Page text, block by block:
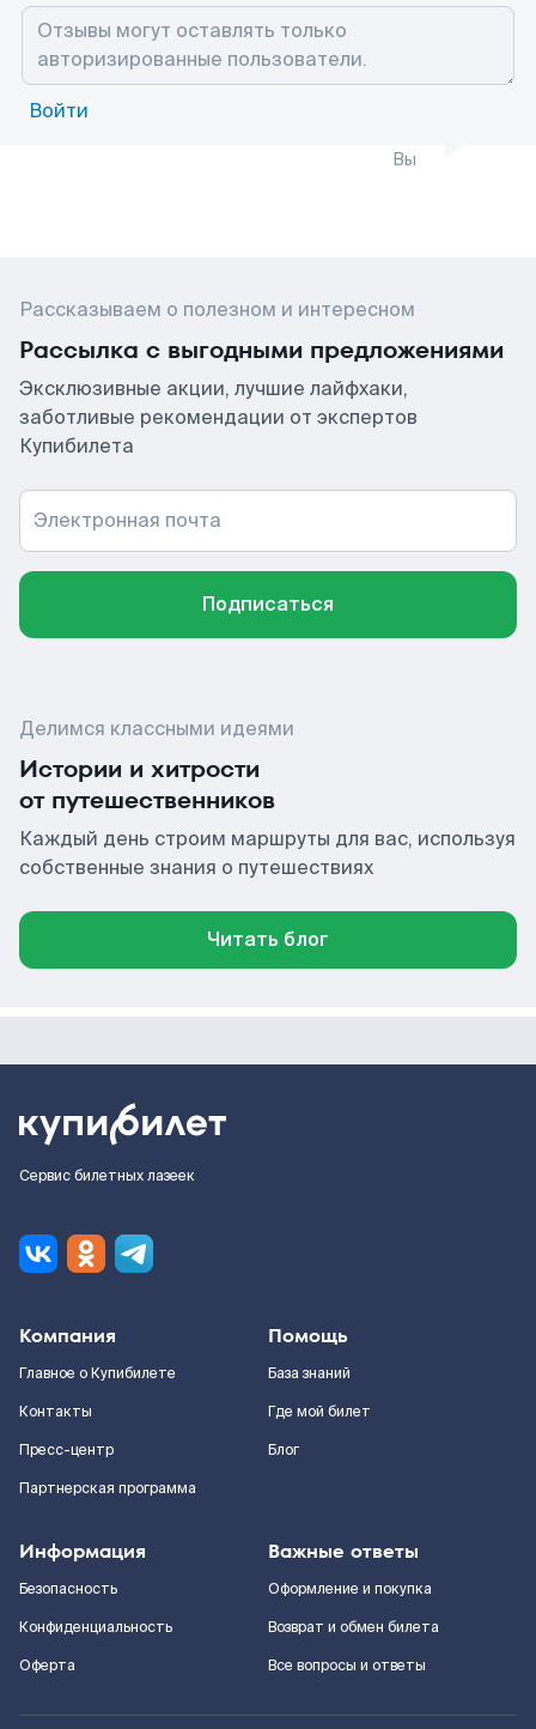
Войти
Вы
Рассказываем о полезном и интересном
Рассылка с выгодными предложениями
Эксклюзивные акции, лучшие лайфхаки,
заботливые рекомендации от экспертов
Купибилета
Электронная почта
Подписаться
Делимся классными идеями
Истории и хитрости
от путешественников
Каждый день строим маршруты для вас, используя
собственные знания о путешествиях
Читать блог
Сервис билетных лазеек
Компания
Главное о Купибилете
Контакты
Пресс-центр
Партнерская программа
Помощь
База знаний
Где мой билет
Блог
Информация
Безопасность
Конфиденциальность
Оферта
Важные ответы
Оформление и покупка
Возврат и обмен билета
Все вопросы и ответы